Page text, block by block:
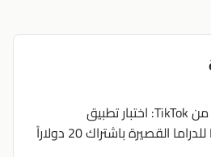
خطوة سرية من TikTok: اختبار تطبيق
LimeShorts للدراما القصيرة باشتراك 20 دولاراً